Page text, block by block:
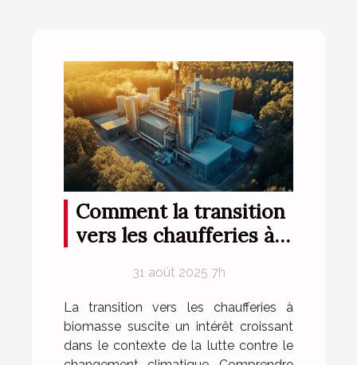
Comment la transition
vers les chaufferies à
sur l'environnement ?
31 août 2025 7h
La transition vers les chaufferies à
biomasse suscite un intérêt croissant
dans le contexte de la lutte contre le